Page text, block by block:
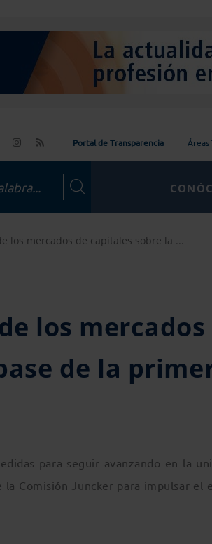
Portal de Transparencia Áreas
los mercados de capitales sobre la ...
los mercados
de la
para seguir avanzando en la
Comisión Juncker para impulsar el